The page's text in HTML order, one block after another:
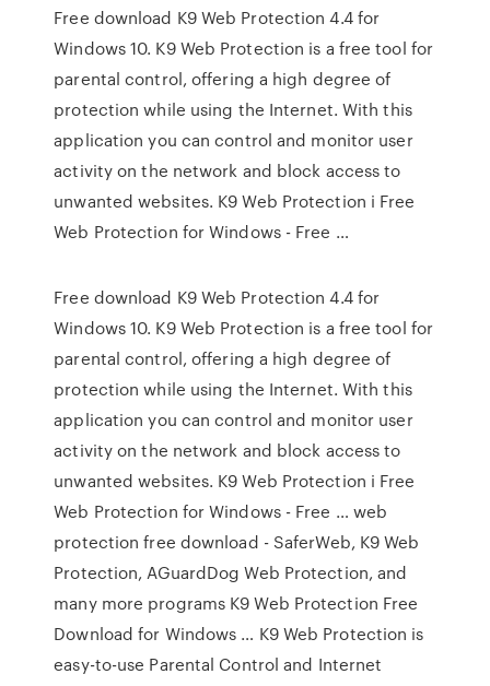
Free download K9 Web Protection 4.4 for
Windows 10. K9 Web Protection is a free tool for
parental control, offering a high degree of
protection while using the Internet. With this
application you can control and monitor user
activity on the network and block access to
unwanted websites. K9 Web Protection i Free
Web Protection for Windows - Free …
Free download K9 Web Protection 4.4 for
Windows 10. K9 Web Protection is a free tool for
parental control, offering a high degree of
protection while using the Internet. With this
application you can control and monitor user
activity on the network and block access to
unwanted websites. K9 Web Protection i Free
Web Protection for Windows - Free … web
protection free download - SaferWeb, K9 Web
Protection, AGuardDog Web Protection, and
many more programs K9 Web Protection Free
Download for Windows … K9 Web Protection is
easy-to-use Parental Control and Internet